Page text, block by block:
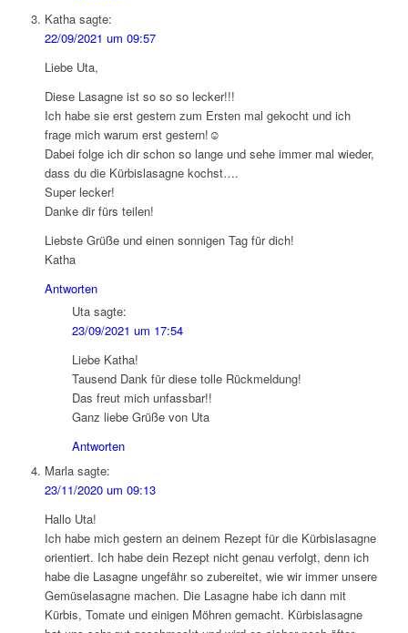
Katha sagte:
22/09/2021 um 09:57
Liebe Uta,
Diese Lasagne ist so so so lecker!!!
Ich habe sie erst gestern zum Ersten mal gekocht und ich
frage mich warum erst gestern!☺️
Dabei folge ich dir schon so lange und sehe immer mal wieder,
dass du die Kürbislasagne kochst….
Super lecker!
Danke dir fürs teilen!
Liebste Grüße und einen sonnigen Tag für dich!
Katha
Antworten
Uta sagte:
23/09/2021 um 17:54
Liebe Katha!
Tausend Dank für diese tolle Rückmeldung!
Das freut mich unfassbar!!
Ganz liebe Grüße von Uta
Antworten
Marla sagte:
23/11/2020 um 09:13
Hallo Uta!
Ich habe mich gestern an deinem Rezept für die Kürbislasagne
orientiert. Ich habe dein Rezept nicht genau verfolgt, denn ich
habe die Lasagne ungefähr so zubereitet, wie wir immer unsere
Gemüselasagne machen. Die Lasagne habe ich dann mit
Kürbis, Tomate und einigen Möhren gemacht. Kürbislasagne